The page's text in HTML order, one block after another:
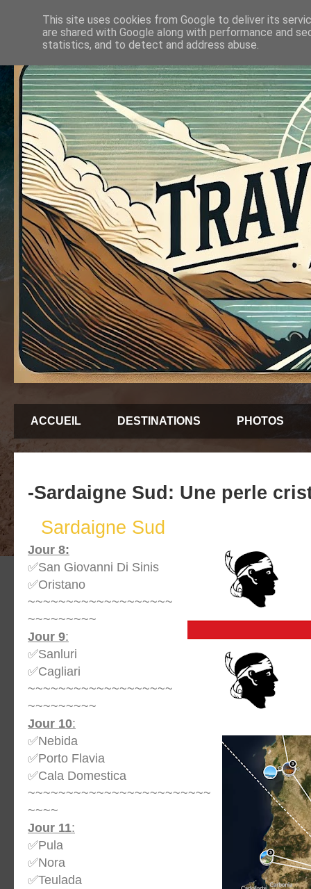
ACCUEIL DESTINATIONS PHOTOS
-Sardaigne Sud: Une perle
Sardaigne Sud
Jour 8:
✅San Giovanni Di Sinis
✅Oristano
~~~~~~~~~~~~~~~~~~~
~~~~~~~~~
Jour 9:
✅Sanluri
✅Cagliari
~~~~~~~~~~~~~~~~~~~
~~~~~~~~~
Jour 10:
✅Nebida
✅Porto Flavia
✅Cala Domestica
~~~~~~~~~~~~~~~~~~~~~~~~
~~~~
Jour 11:
✅Pula
✅Nora
✅Teulada
This site uses cookies from Google to deliver its
are shared with Google along with performance and
statistics, and to detect and address abuse.